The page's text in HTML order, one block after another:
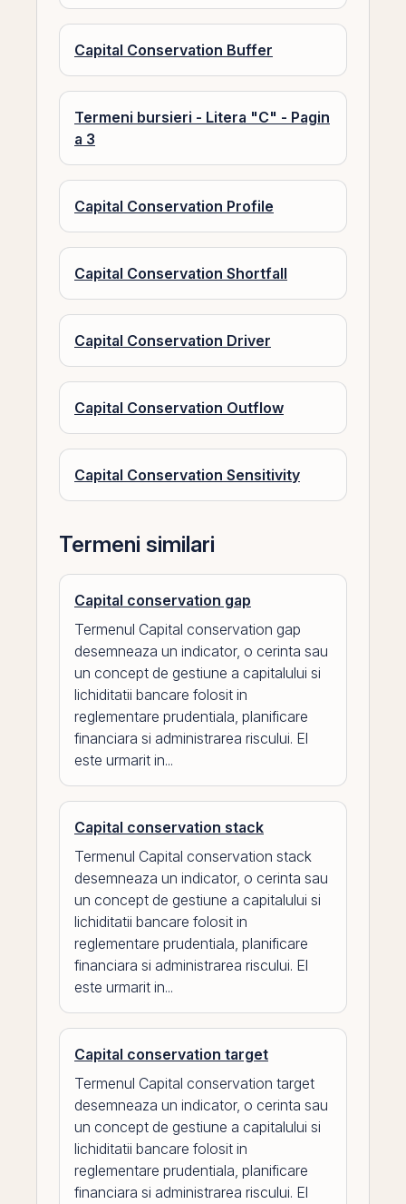
Capital Conservation Buffer
Termeni bursieri - Litera "C" - Pagin
a 3
Capital Conservation Profile
Capital Conservation Shortfall
Capital Conservation Driver
Capital Conservation Outflow
Capital Conservation Sensitivity
Termeni similari
Capital conservation gap
Termenul Capital conservation gap
desemneaza un indicator, o cerinta sau
un concept de gestiune a capitalului si
lichiditatii bancare folosit in
reglementare prudentiala, planificare
financiara si administrarea riscului. El
este urmarit in...
Capital conservation stack
Termenul Capital conservation stack
desemneaza un indicator, o cerinta sau
un concept de gestiune a capitalului si
lichiditatii bancare folosit in
reglementare prudentiala, planificare
financiara si administrarea riscului. El
este urmarit in...
Capital conservation target
Termenul Capital conservation target
desemneaza un indicator, o cerinta sau
un concept de gestiune a capitalului si
lichiditatii bancare folosit in
reglementare prudentiala, planificare
financiara si administrarea riscului. El